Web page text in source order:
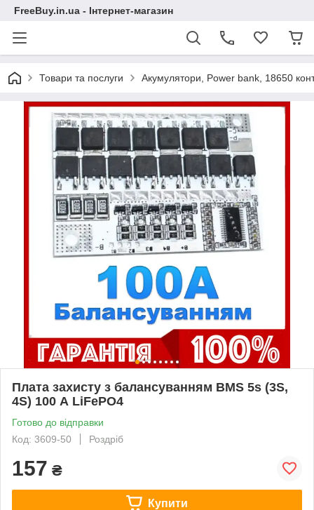
FreeBuy.in.ua - Інтернет-магазин
Товари та послуги Акумулятори, Power bank, 18650
Плата захисту з балансуванням BMS 5s (3S,
4S) 100 А LiFePO4
Готово до відправки
Код: 3609-50
Роздріб
157 ₴
Купити